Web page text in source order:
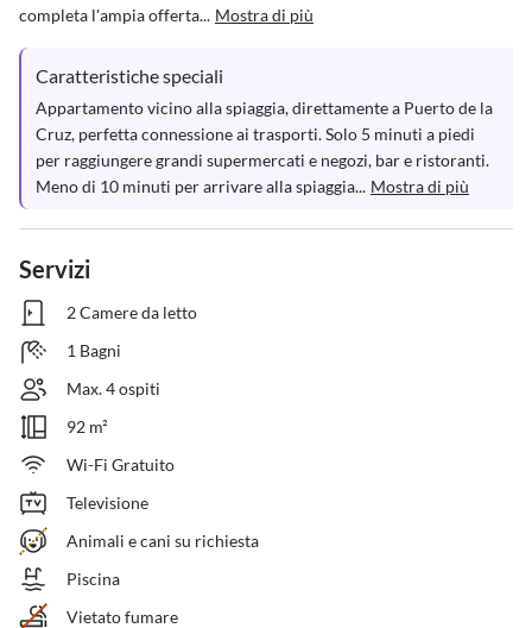
completa l'ampia offerta... Mostra di più
Caratteristiche speciali
Appartamento vicino alla spiaggia, direttamente a Puerto de la
Cruz, perfetta connessione ai trasporti. Solo 5 minuti a piedi
per raggiungere grandi supermercati e negozi, bar e ristoranti.
Meno di 10 minuti per arrivare alla spiaggia... Mostra di più
Servizi
2 Camere da letto
1 Bagni
Max. 4 ospiti
92 m²
Wi-Fi Gratuito
Televisione
Animali e cani su richiesta
Piscina
Vietato fumare